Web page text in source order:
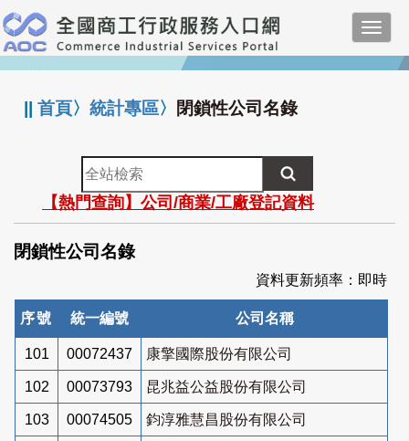
跳
到
主
要
:::
||首頁〉統計專區〉 閉鎖性公司名錄
全
站
檢
索
【熱門查詢】公司/商業/工廠登記資料
閉鎖性公司名錄
資料更新頻率：即時
序號 統一編號 公司名稱
101 00072437 康擎國際股份有限公司
102 00073793 昆兆益公益股份有限公司
103 00074505 鈞淳雅慧昌股份有限公司